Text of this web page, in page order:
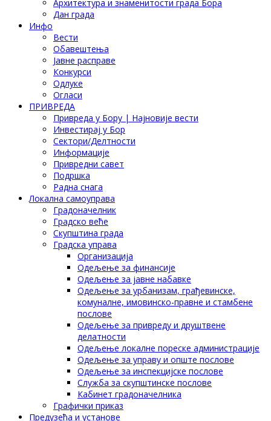
Архитектура и знаменитости града Бора
Дан града
Инфо
Вести
Обавештења
Јавне расправе
Конкурси
Одлуке
Огласи
ПРИВРЕДА
Привреда у Бору | Најновије вести
Инвестирај у Бор
Сектори/Делтности
Информације
Привредни савет
Подршка
Радна снага
Локална самоуправа
Градоначелник
Градско веће
Скупштина града
Градска управа
Организација
Одељење за финансије
Одељење за јавне набавке
Одељење за урбанизам, грађевинске,
комуналне, имовинско-правне и стамбене
послове
Одељење за привреду и друштвене
делатности
Одељење локалне пореске администрације
Одељење за управу и опште послове
Одељење за инспекцијске послове
Служба за скупштинске послове
Кабинет градоначелника
Графички приказ
Предузећа и установе